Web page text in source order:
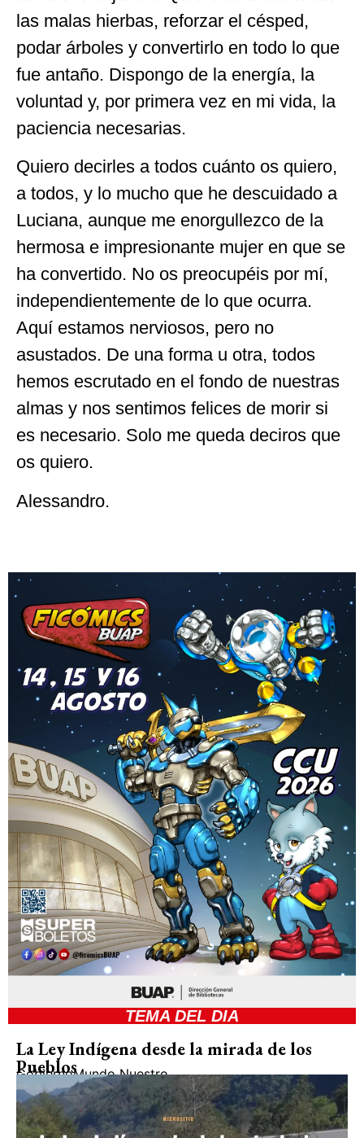
las malas hierbas, reforzar el césped,
podar árboles y convertirlo en todo lo que
fue antaño. Dispongo de la energía, la
voluntad y, por primera vez en mi vida, la
paciencia necesarias.
Quiero decirles a todos cuánto os quiero,
a todos, y lo mucho que he descuidado a
Luciana, aunque me enorgullezco de la
hermosa e impresionante mujer en que se
ha convertido. No os preocupéis por mí,
independientemente de lo que ocurra.
Aquí estamos nerviosos, pero no
asustados. De una forma u otra, todos
hemos escrutado en el fondo de nuestras
almas y nos sentimos felices de morir si
es necesario. Solo me queda deciros que
os quiero.
Alessandro.
TEMA DEL DIA
La Ley Indígena desde la mirada de los
Pueblos
GobiernoMundo Nuestro